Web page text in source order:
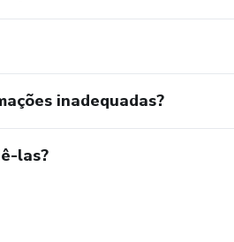
inadequadas?
las?